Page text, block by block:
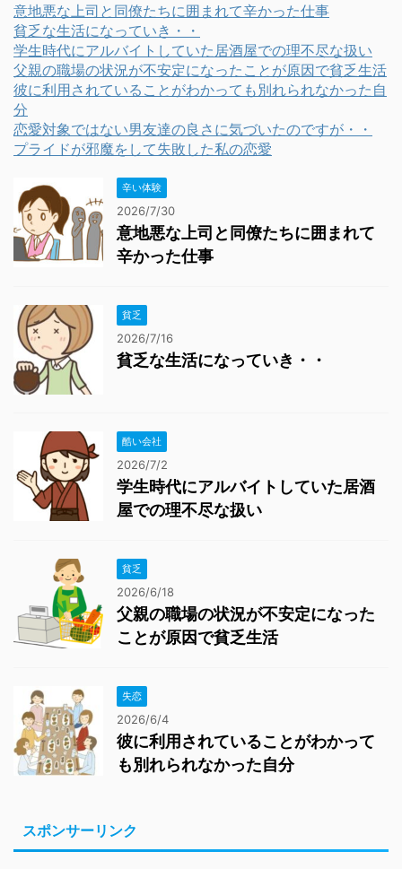
意地悪な上司と同僚たちに囲まれて辛かった仕事
貧乏な生活になっていき・・
学生時代にアルバイトしていた居酒屋での理不尽な扱い
父親の職場の状況が不安定になったことが原因で貧乏生活
彼に利用されていることがわかっても別れられなかった自
分
恋愛対象ではない男友達の良さに気づいたのですが・・
プライドが邪魔をして失敗した私の恋愛
辛い体験
2026/7/30
意地悪な上司と同僚たちに囲まれて
辛かった仕事
貧乏
2026/7/16
貧乏な生活になっていき・・
酷い会社
2026/7/2
学生時代にアルバイトしていた居酒
屋での理不尽な扱い
貧乏
2026/6/18
父親の職場の状況が不安定になった
ことが原因で貧乏生活
失恋
2026/6/4
彼に利用されていることがわかって
も別れられなかった自分
スポンサーリンク